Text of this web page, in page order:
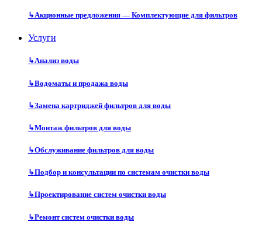
↳Акционные предложения — Комплектующие для фильтров
Услуги
↳Анализ воды
↳Водоматы и продажа воды
↳Замена картриджей фильтров для воды
↳Монтаж фильтров для воды
↳Обслуживание фильтров для воды
↳Подбор и консультации по системам очистки воды
↳Проектирование систем очистки воды
↳Ремонт систем очистки воды